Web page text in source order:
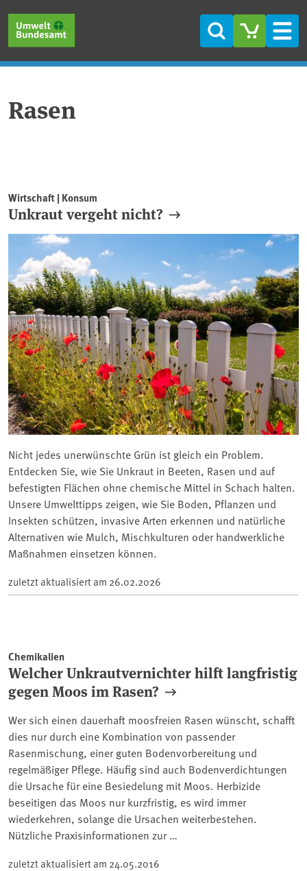
Suche
Rasen
Wirtschaft | Konsum
Unkraut vergeht nicht?
Nicht jedes unerwünschte Grün ist gleich ein Problem.
Entdecken Sie, wie Sie Unkraut in Beeten, Rasen und auf
befestigten Flächen ohne chemische Mittel in Schach halten.
Unsere Umwelttipps zeigen, wie Sie Boden, Pflanzen und
Insekten schützen, invasive Arten erkennen und natürliche
Alternativen wie Mulch, Mischkulturen oder handwerkliche
Maßnahmen einsetzen können.
zuletzt aktualisiert am 26.02.2026
Chemikalien
Welcher Unkrautvernichter hilft langfristig
gegen Moos im Rasen?
Wer sich einen dauerhaft moosfreien Rasen wünscht, schafft
dies nur durch eine Kombination von passender
Rasenmischung, einer guten Bodenvorbereitung und
regelmäßiger Pflege. Häufig sind auch Bodenverdichtungen
die Ursache für eine Besiedelung mit Moos. Herbizide
beseitigen das Moos nur kurzfristig, es wird immer
wiederkehren, solange die Ursachen weiterbestehen.
Nützliche Praxisinformationen zur …
zuletzt aktualisiert am 24.05.2016